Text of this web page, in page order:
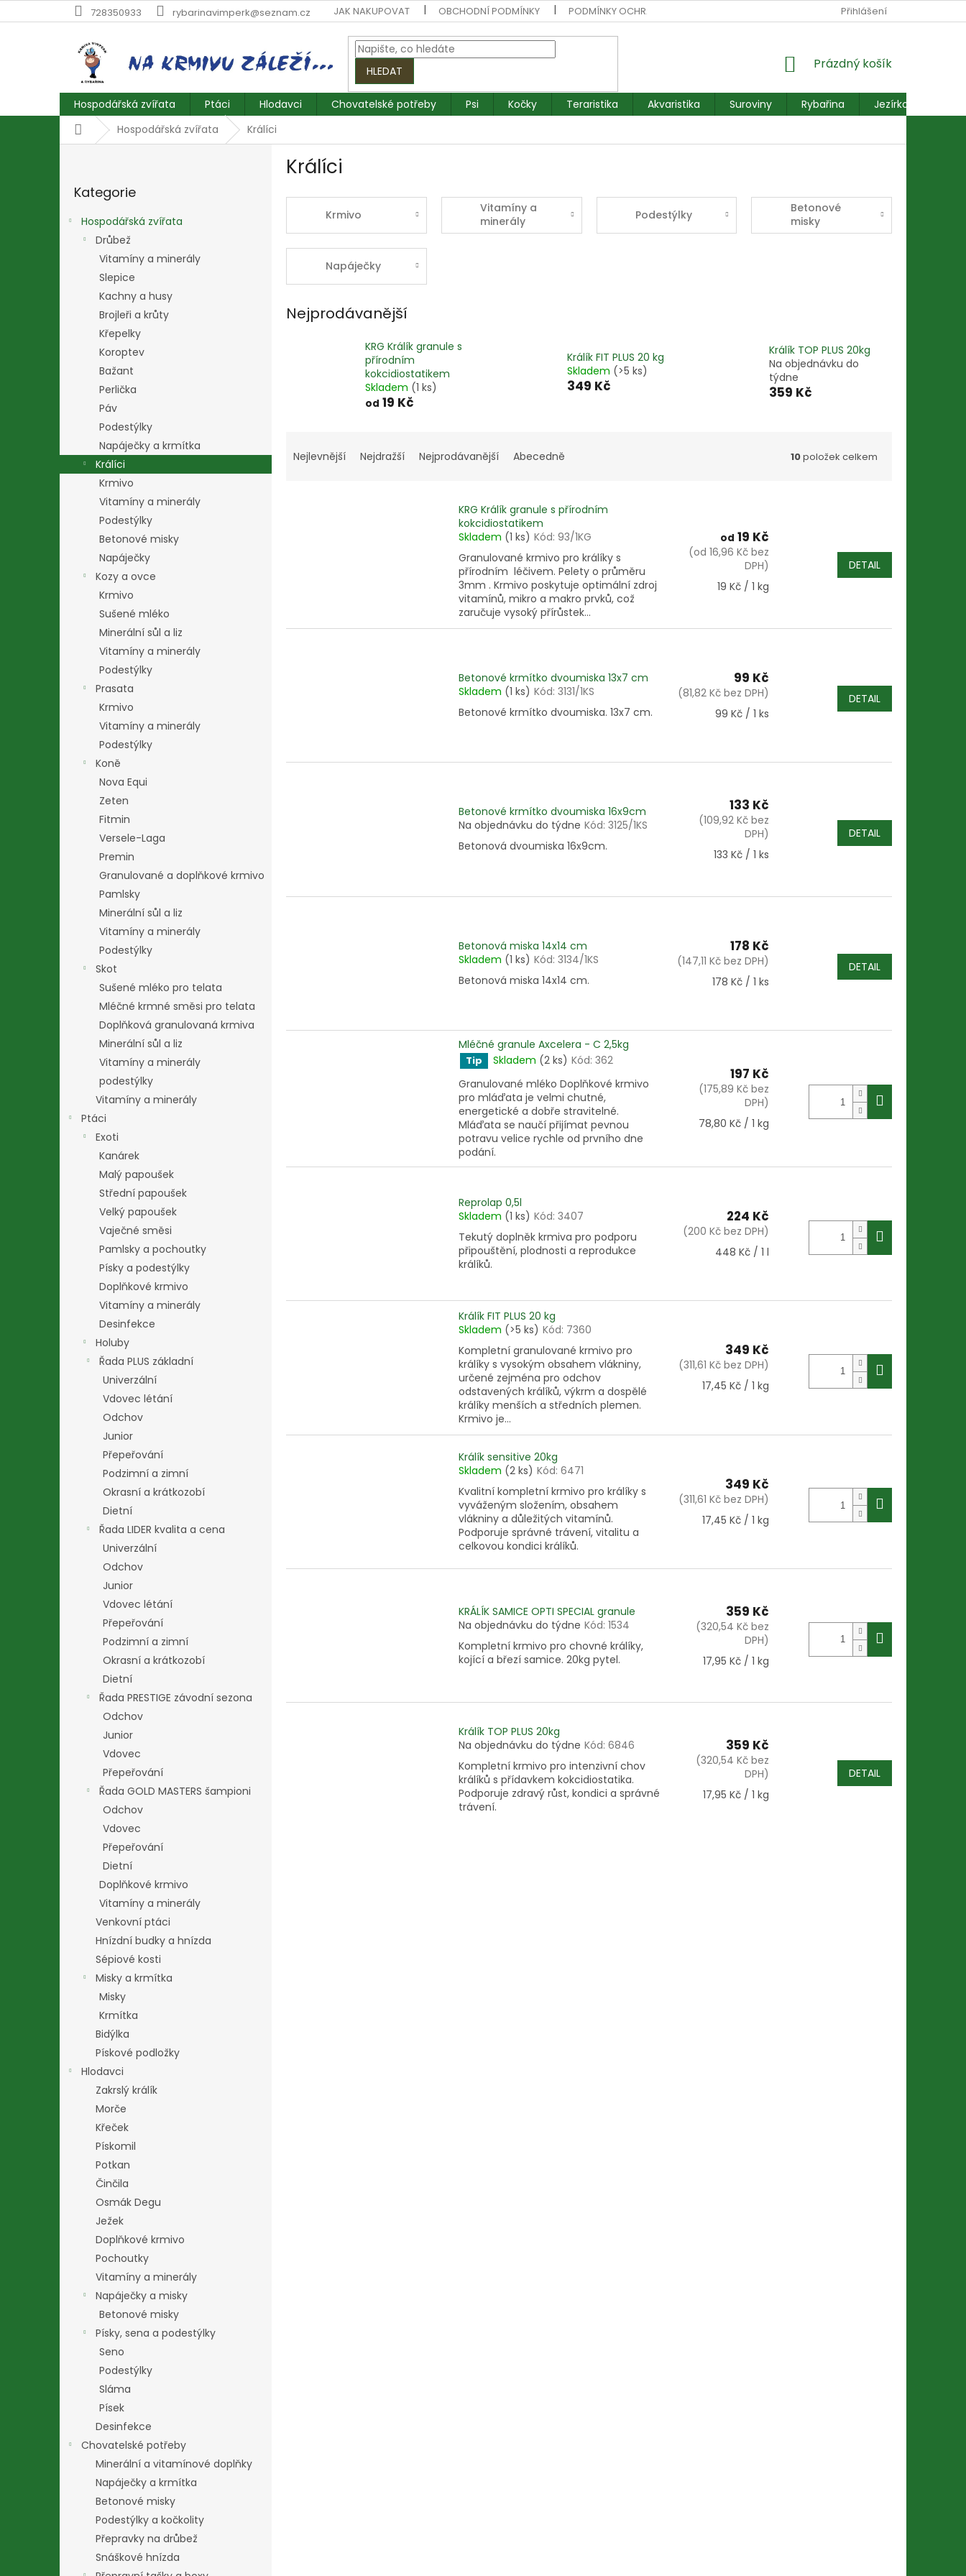
na
728350933 rybarinavimperk@seznam.cz JAK NAKUPOVAT OBCHODNÍ PODMÍNKY PODMÍNKY OCHRANY OSOBNÍCH ÚDAJŮ REKLAMACE FORMULÁŘ
Přihlášení
HLEDAT
NÁKUPNÍ
Prázdný košík
Hospodářská zvířata Ptáci Hlodavci Chovatelské potřeby Psi Kočky Teraristika Akvaristika Suroviny Rybařina
Jezírkové ryby
DomůHospodářská zvířata Králíci
kategorie
Kategorie
Hospodářská zvířata
Drůbež
Vitamíny a minerály
Slepice
Kachny a husy
Brojleři a krůty
Křepelky
Koroptev
Bažant
Perlička
Páv
Podestýlky
Napáječky a krmítka
Králíci
Krmivo
Vitamíny a minerály
Podestýlky
Betonové misky
Napáječky
Kozy a ovce
Krmivo
Sušené mléko
Minerální sůl a liz
Vitamíny a minerály
Podestýlky
Prasata
Krmivo
Vitamíny a minerály
Podestýlky
Koně
Nova Equi
Zeten
Fitmin
Versele-Laga
Premin
Granulované a doplňkové krmivo
Pamlsky
Minerální sůl a liz
Vitamíny a minerály
Podestýlky
Skot
Sušené mléko pro telata
Mléčné krmné směsi pro telata
Doplňková granulovaná krmiva
Minerální sůl a liz
Vitamíny a minerály
podestýlky
Vitamíny a minerály
Ptáci
Exoti
Kanárek
Malý papoušek
Střední papoušek
Velký papoušek
Vaječné směsi
Pamlsky a pochoutky
Písky a podestýlky
Doplňkové krmivo
Vitamíny a minerály
Desinfekce
Holuby
Řada PLUS základní
Univerzální
Vdovec létání
Odchov
Junior
Přepeřování
Podzimní a zimní
Okrasní a krátkozobí
Dietní
Řada LIDER kvalita a cena
Univerzální
Odchov
Junior
Vdovec létání
Přepeřování
Podzimní a zimní
Okrasní a krátkozobí
Dietní
Řada PRESTIGE závodní sezona
Odchov
Junior
Vdovec
Přepeřování
Řada GOLD MASTERS šampioni
Odchov
Vdovec
Přepeřování
Dietní
Doplňkové krmivo
Vitamíny a minerály
Venkovní ptáci
Hnízdní budky a hnízda
Sépiové kosti
Misky a krmítka
Misky
Krmítka
Bidýlka
Pískové podložky
Hlodavci
Zakrslý králík
Morče
Křeček
Pískomil
Potkan
Činčila
Osmák Degu
Ježek
Doplňkové krmivo
Pochoutky
Vitamíny a minerály
Napáječky a misky
Betonové misky
Písky, sena a podestýlky
Seno
Podestýlky
Sláma
Písek
Desinfekce
Chovatelské potřeby
Minerální a vitamínové doplňky
Napáječky a krmítka
Betonové misky
Podestýlky a kočkolity
Přepravky na drůbež
Snáškové hnízda
Králíci
Krmivo
Vitamíny a
minerály
Podestýlky
Betonové
misky
Napáječky
Nejprodávanější
KRG Králík granule s
přírodním
kokcidiostatikem
Skladem (1 ks)
od 19 Kč
Králík FIT PLUS 20 kg
Skladem (>5 ks)
349 Kč
Králík TOP PLUS 20kg
Na objednávku do
týdne
359 Kč
a
t
Nejlevnější Nejdražší Nejprodávanější Abecedně 10položek celkem
d
KRG Králík granule s přírodním
kokcidiostatikem
Skladem (1 ks) Kód: 93/1KG
Granulované krmivo pro králíky s
přírodním léčivem. Pelety o průměru
3mm . Krmivo poskytuje optimální zdroj
vitamínů, mikro a makro prvků, což
zaručuje vysoký přírůstek...
od 19 Kč
(od 16,96 Kč bez
DPH)
Měrná
19 Kč / 1 kg
DETAIL
Betonové krmítko dvoumiska 13x7 cm
Skladem (1 ks) Kód: 3131/1KS
Betonové krmítko dvoumiska. 13x7 cm.
99 Kč
(81,82 Kč bez DPH)
Měrná
99 Kč / 1 ks
DETAIL
Betonové krmítko dvoumiska 16x9cm
Na objednávku do týdne Kód: 3125/1KS
Betonová dvoumiska 16x9cm.
133 Kč
(109,92 Kč bez
DPH)
Měrná
133 Kč / 1 ks
DETAIL
Betonová miska 14x14 cm
Skladem (1 ks) Kód: 3134/1KS
Betonová miska 14x14 cm.
178 Kč
(147,11 Kč bez DPH)
Měrná
178 Kč / 1 ks
DETAIL
Mléčné granule Axcelera - C 2,5kg
Tip Skladem (2 ks) Kód: 362
Granulované mléko Doplňkové krmivo
pro mláďata je velmi chutné,
energetické a dobře stravitelné.
Mláďata se naučí přijímat pevnou
potravu velice rychle od prvního dne
podání.
197 Kč
(175,89 Kč bez
DPH)
Měrná
78,80 Kč / 1 kg
Reprolap 0,5l
Skladem (1 ks) Kód: 3407
Tekutý doplněk krmiva pro podporu
připouštění, plodnosti a reprodukce
králíků.
224 Kč
(200 Kč bez DPH)
Měrná
448 Kč / 1 l
Králík FIT PLUS 20 kg
Skladem (>5 ks) Kód: 7360
Kompletní granulované krmivo pro
králíky s vysokým obsahem vlákniny,
určené zejména pro odchov
odstavených králíků, výkrm a dospělé
králíky menších a středních plemen.
Krmivo je...
349 Kč
(311,61 Kč bez DPH)
Měrná
17,45 Kč / 1 kg
Králík sensitive 20kg
Skladem (2 ks) Kód: 6471
Kvalitní kompletní krmivo pro králíky s
vyváženým složením, obsahem
vlákniny a důležitých vitamínů.
Podporuje správné trávení, vitalitu a
celkovou kondici králíků.
349 Kč
(311,61 Kč bez DPH)
Měrná
17,45 Kč / 1 kg
KRÁLÍK SAMICE OPTI SPECIAL granule
Na objednávku do týdne Kód: 1534
Kompletní krmivo pro chovné králíky,
kojící a březí samice. 20kg pytel.
359 Kč
(320,54 Kč bez
DPH)
Měrná
17,95 Kč / 1 kg
Králík TOP PLUS 20kg
Na objednávku do týdne Kód: 6846
Kompletní krmivo pro intenzivní chov
králíků s přídavkem kokcidiostatika.
Podporuje zdravý růst, kondici a správné
trávení.
359 Kč
(320,54 Kč bez
DPH)
Měrná
17,95 Kč / 1 kg
DETAIL